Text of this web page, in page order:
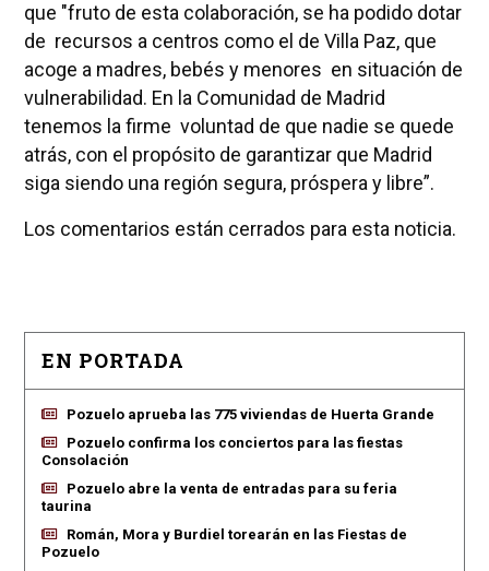
que "fruto de esta colaboración, se ha podido dotar
de recursos a centros como el de Villa Paz, que
acoge a madres, bebés y menores en situación de
vulnerabilidad. En la Comunidad de Madrid
tenemos la firme voluntad de que nadie se quede
atrás, con el propósito de garantizar que Madrid
siga siendo una región segura, próspera y libre”.
Los comentarios están cerrados para esta noticia.
EN PORTADA
Pozuelo aprueba las 775 viviendas de Huerta Grande
Pozuelo confirma los conciertos para las fiestas
Consolación
Pozuelo abre la venta de entradas para su feria
taurina
Román, Mora y Burdiel torearán en las Fiestas de
Pozuelo